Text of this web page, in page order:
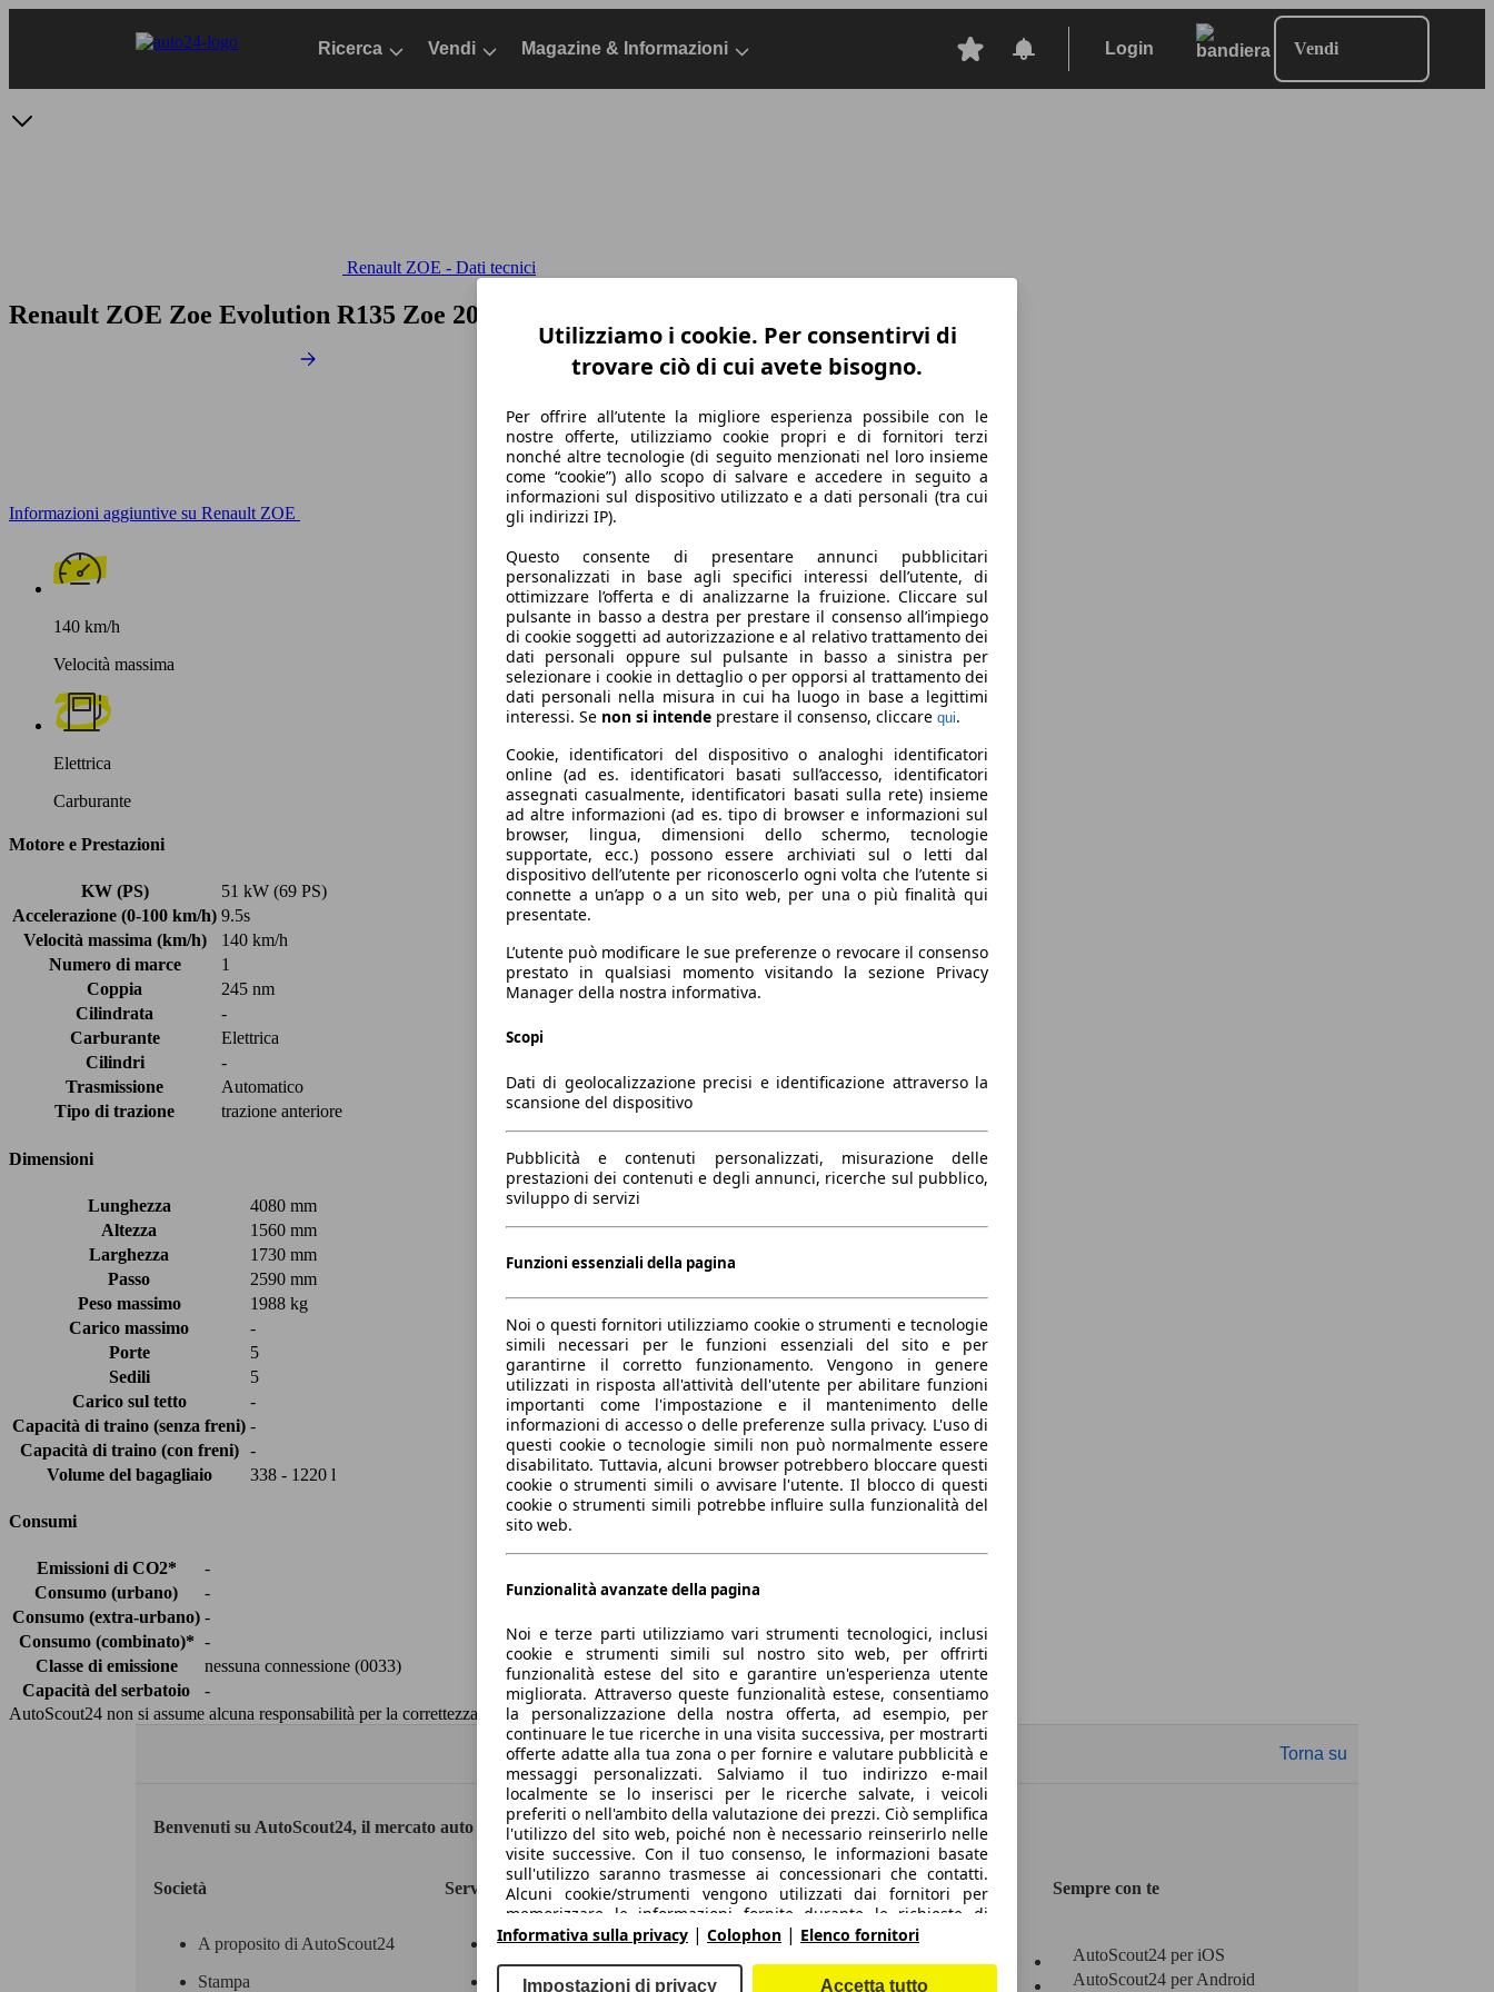
Ricerca Vendi Magazine & Informazioni Login Vendi
Renault ZOE - Dati tecnici
Renault ZOE Zoe Evolution R135 Zoe 2020, Dal 2019, City car, Elettrica
Informazioni aggiuntive su Renault ZOE
140 km/h
Velocità massima
Elettrica
Carburante
Motore e Prestazioni
KW (PS)
51 kW (69 PS)
Accelerazione (0-100 km/h) 9.5s
Velocità massima (km/h)
140 km/h
Numero di marce
1
Coppia
245 nm
Cilindrata
-
Carburante
Elettrica
Cilindri
-
Trasmissione
Automatico
Tipo di trazione
trazione anteriore
Dimensioni
Lunghezza
4080 mm
Altezza
1560 mm
Larghezza
1730 mm
Passo
2590 mm
Peso massimo
1988 kg
Carico massimo
-
Porte
5
Sedili
5
Carico sul tetto
-
Capacità di traino (senza freni) -
Capacità di traino (con freni)
-
Volume del bagagliaio
338 - 1220 l
Consumi
Emissioni di CO2*
-
Consumo (urbano)
-
Consumo (extra-urbano) -
Consumo (combinato)* -
Classe di emissione
nessuna connessione (0033)
Capacità del serbatoio
-
AutoScout24 non si assume alcuna responsabilità per la correttezza dei dati.
Torna su
Benvenuti su AutoScout24, il mercato auto europeo.
Società
A proposito di AutoScout24
Stampa
Servizi
Contatti
Marche e modelli
Area rivenditori
Servizi per i dealer
Sempre con te
AutoScout24 per iOS
AutoScout24 per Android
Utilizziamo i cookie. Per consentirvi di
trovare ciò di cui avete bisogno.
Per offrire all’utente la migliore esperienza possibile con le
nostre offerte, utilizziamo cookie propri e di fornitori terzi
nonché altre tecnologie (di seguito menzionati nel loro insieme
come “cookie”) allo scopo di salvare e accedere in seguito a
informazioni sul dispositivo utilizzato e a dati personali (tra cui
gli indirizzi IP).
Questo consente di presentare annunci pubblicitari
personalizzati in base agli specifici interessi dell’utente, di
ottimizzare l’offerta e di analizzarne la fruizione. Cliccare sul
pulsante in basso a destra per prestare il consenso all’impiego
di cookie soggetti ad autorizzazione e al relativo trattamento dei
dati personali oppure sul pulsante in basso a sinistra per
selezionare i cookie in dettaglio o per opporsi al trattamento dei
dati personali nella misura in cui ha luogo in base a legittimi
interessi. Se non si intende prestare il consenso, cliccare qui.
Cookie, identificatori del dispositivo o analoghi identificatori
online (ad es. identificatori basati sull’accesso, identificatori
assegnati casualmente, identificatori basati sulla rete) insieme
ad altre informazioni (ad es. tipo di browser e informazioni sul
browser, lingua, dimensioni dello schermo, tecnologie
supportate, ecc.) possono essere archiviati sul o letti dal
dispositivo dell’utente per riconoscerlo ogni volta che l’utente si
connette a un’app o a un sito web, per una o più finalità qui
presentate.
L’utente può modificare le sue preferenze o revocare il consenso
prestato in qualsiasi momento visitando la sezione Privacy
Manager della nostra informativa.
Scopi
Dati di geolocalizzazione precisi e identificazione attraverso la
scansione del dispositivo
Pubblicità e contenuti personalizzati, misurazione delle
prestazioni dei contenuti e degli annunci, ricerche sul pubblico,
sviluppo di servizi
Funzioni essenziali della pagina
Noi o questi fornitori utilizziamo cookie o strumenti e tecnologie
simili necessari per le funzioni essenziali del sito e per
garantirne il corretto funzionamento. Vengono in genere
utilizzati in risposta all'attività dell'utente per abilitare funzioni
importanti come l'impostazione e il mantenimento delle
informazioni di accesso o delle preferenze sulla privacy. L'uso di
questi cookie o tecnologie simili non può normalmente essere
disabilitato. Tuttavia, alcuni browser potrebbero bloccare questi
cookie o strumenti simili o avvisare l'utente. Il blocco di questi
cookie o strumenti simili potrebbe influire sulla funzionalità del
sito web.
Funzionalità avanzate della pagina
Noi e terze parti utilizziamo vari strumenti tecnologici, inclusi
cookie e strumenti simili sul nostro sito web, per offrirti
funzionalità estese del sito e garantire un'esperienza utente
migliorata. Attraverso queste funzionalità estese, consentiamo
la personalizzazione della nostra offerta, ad esempio, per
continuare le tue ricerche in una visita successiva, per mostrarti
offerte adatte alla tua zona o per fornire e valutare pubblicità e
messaggi personalizzati. Salviamo il tuo indirizzo e-mail
localmente se lo inserisci per le ricerche salvate, i veicoli
preferiti o nell'ambito della valutazione dei prezzi. Ciò semplifica
l'utilizzo del sito web, poiché non è necessario reinserirlo nelle
visite successive. Con il tuo consenso, le informazioni basate
sull'utilizzo saranno trasmesse ai concessionari che contatti.
Alcuni cookie/strumenti vengono utilizzati dai fornitori per
memorizzare le informazioni fornite durante le richieste di
finanziamento per 30 giorni e per riutilizzarle automaticamente
finanziamento. Senza l'utilizzo di tali cookie/strumenti, tali
Informativa sulla privacy | Colophon | Elenco fornitori
Impostazioni di privacy Accetta tutto